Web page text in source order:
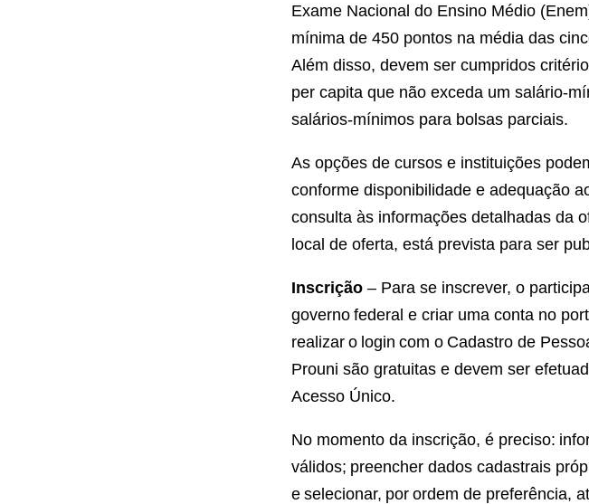
Exame Nacional do Ensino Médio
mínima de 450 pontos na média das
Além disso, devem ser cumpridos
per capita que não exceda um salário-
salários-mínimos para bolsas parciais.
As opções de cursos e instituições
conforme disponibilidade e adequação
consulta às informações detalhadas da
local de oferta, está prevista para ser
Inscrição – Para se inscrever, o
governo federal e criar uma conta no
realizar o login com o Cadastro de
Prouni são gratuitas e devem ser
Acesso Único.
No momento da inscrição, é preciso:
válidos; preencher dados cadastrais
e selecionar, por ordem de preferência,